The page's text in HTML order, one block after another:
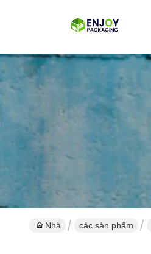
Nhà các sản phẩm